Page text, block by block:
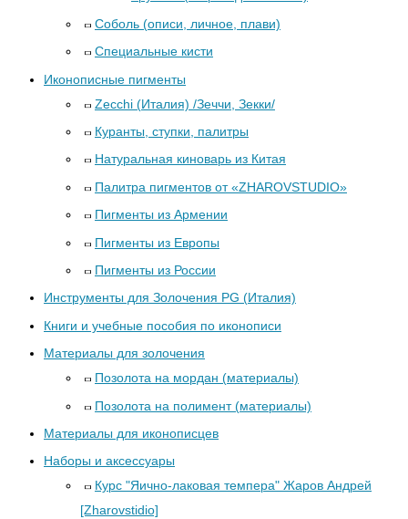
Соболь (описи, личное, плави)
Специальные кисти
Иконописные пигменты
Zecchi (Италия) /Зеччи, Зекки/
Куранты, ступки, палитры
Натуральная киноварь из Китая
Палитра пигментов от «ZHAROVSTUDIO»
Пигменты из Армении
Пигменты из Европы
Пигменты из России
Инструменты для Золочения PG (Италия)
Книги и учебные пособия по иконописи
Материалы для золочения
Позолота на мордан (материалы)
Позолота на полимент (материалы)
Материалы для иконописцев
Наборы и аксессуары
Курс "Яично-лаковая темпера" Жаров Андрей
[Zharovstidio]